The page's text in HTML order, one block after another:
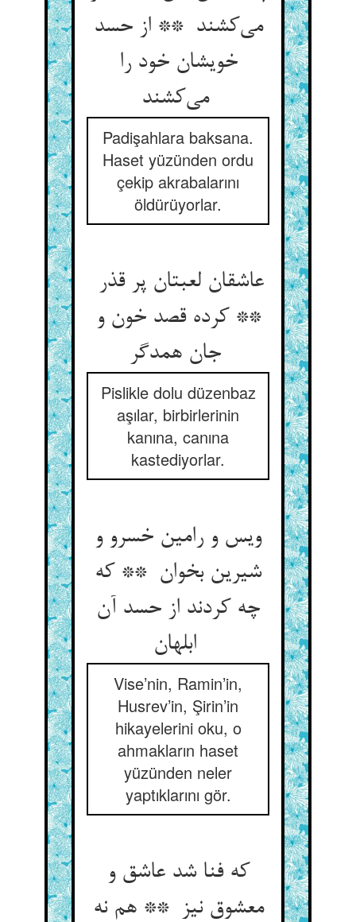
می‌کشند ** از حسد
خویشان خود را
می‌کشند
Padişahlara baksana.
Haset yüzünden ordu
çekip akrabalarını
öldürüyorlar.
عاشقان لعبتان پر قذر
** کرده قصد خون و
جان همدگر
Pislikle dolu düzenbaz
aşılar, birbirlerinin
kanına, canına
kastediyorlar.
ویس و رامین خسرو و
شیرین بخوان ** که
چه کردند از حسد آن
Vise’nin, Ramin’in,
Husrev’in, Şirin’in
hikayelerini oku, o
ahmakların haset
yüzünden neler
yaptıklarını gör.
که فنا شد عاشق و
معشوق نیز ** هم نه